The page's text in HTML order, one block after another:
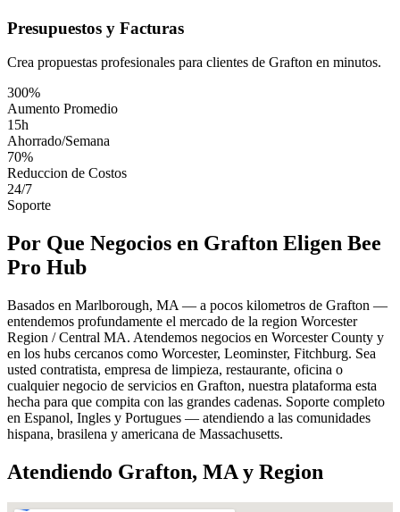
Presupuestos y Facturas
Crea propuestas profesionales para clientes de Grafton en minutos.
300%
Aumento Promedio
15h
Ahorrado/Semana
70%
Reduccion de Costos
24/7
Soporte
Por Que Negocios en Grafton Eligen Bee
Pro Hub
Basados en Marlborough, MA — a pocos kilometros de Grafton —
entendemos profundamente el mercado de la region Worcester
Region / Central MA. Atendemos negocios en Worcester County y
en los hubs cercanos como Worcester, Leominster, Fitchburg. Sea
usted contratista, empresa de limpieza, restaurante, oficina o
cualquier negocio de servicios en Grafton, nuestra plataforma esta
hecha para que compita con las grandes cadenas. Soporte completo
en Espanol, Ingles y Portugues — atendiendo a las comunidades
hispana, brasilena y americana de Massachusetts.
Atendiendo Grafton, MA y Region